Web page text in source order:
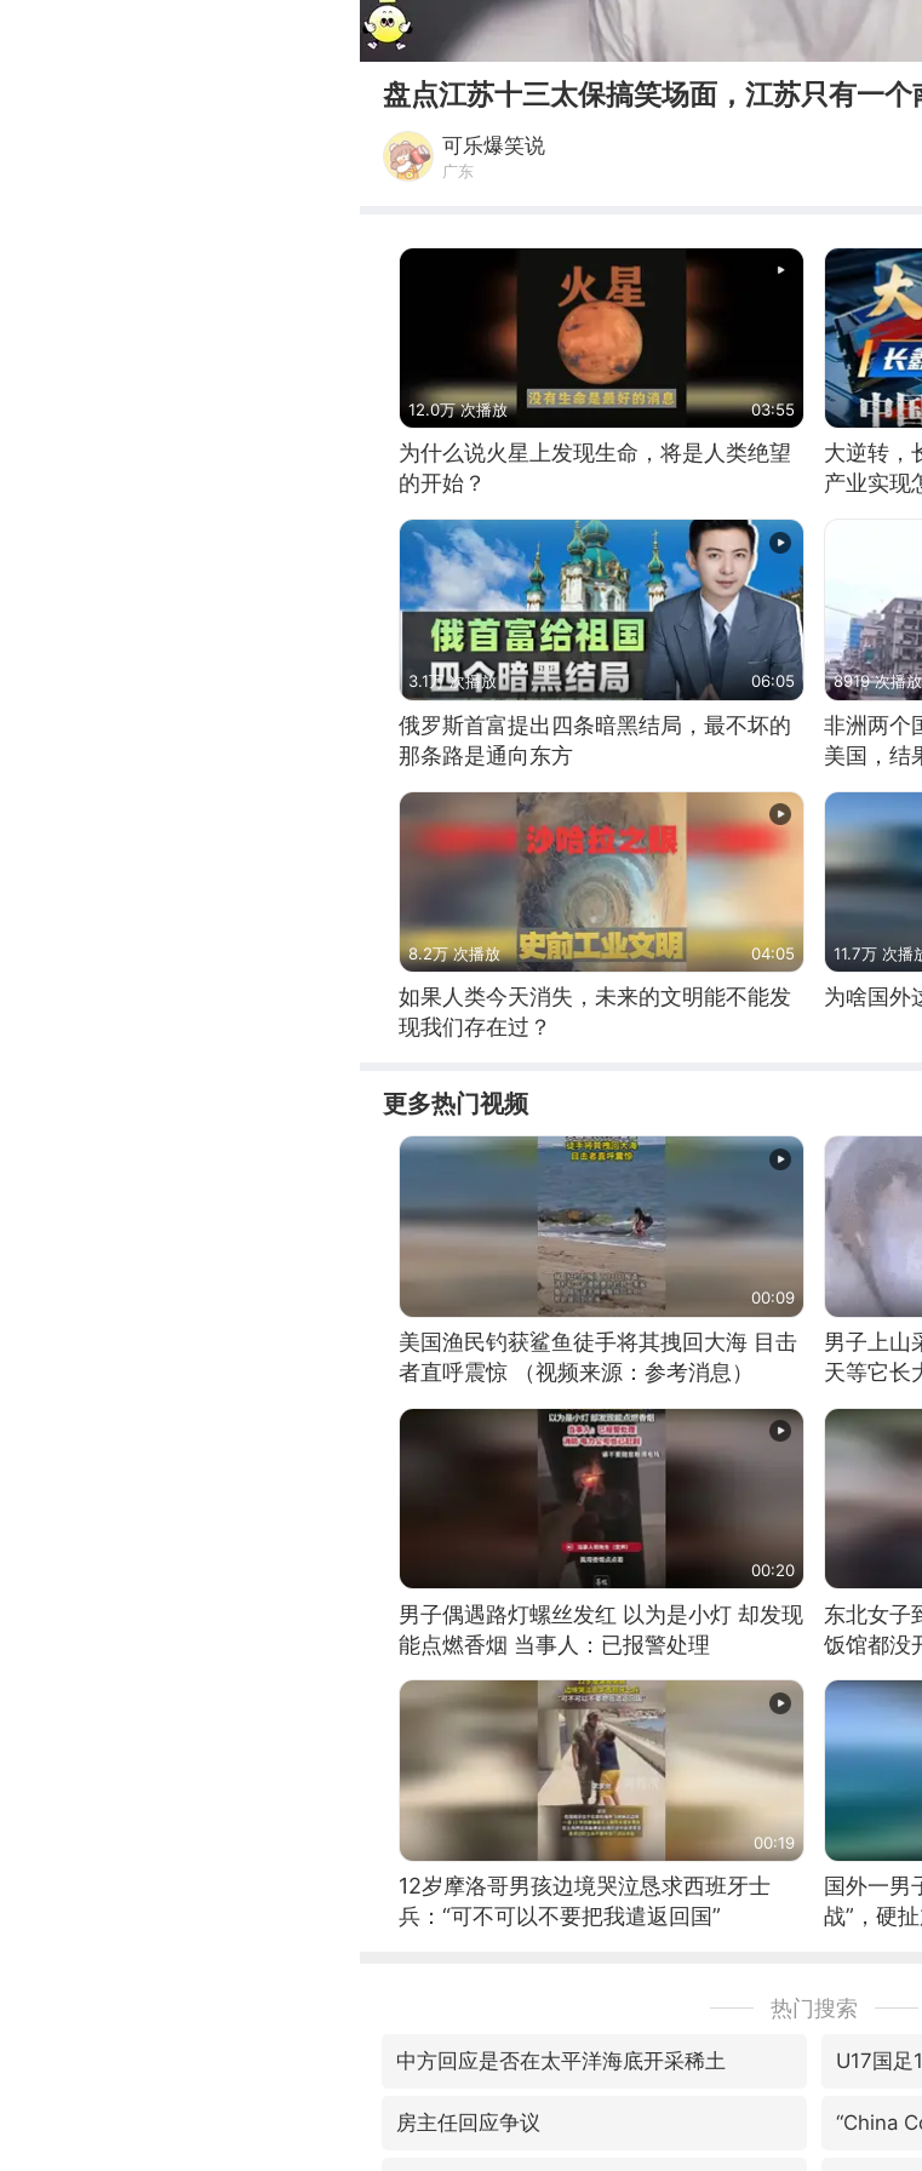
00:00
盘点江苏十三太保搞笑场面，江苏只有一
可乐爆笑说
广东
12.0万 次播放 03:55
为什么说火星上发现生命，将是人类绝望
的开始？
大逆转，
产业实现
3.1万 次播放 06:05
俄罗斯首富提出四条暗黑结局，最不坏的
那条路是通向东方
8919 次播放
非洲两个
美国，结
8.2万 次播放 04:05
如果人类今天消失，未来的文明能不能发
现我们存在过？
11.7万 次播
为啥国外
更多热门视频
00:09
美国渔民钓获鲨鱼徒手将其拽回大海 目击
者直呼震惊 （视频来源：参考消息）
男子上山
天等它长
00:20
男子偶遇路灯螺丝发红 以为是小灯 却发现
能点燃香烟 当事人：已报警处理
东北女子
饭馆都没
00:19
12岁摩洛哥男孩边境哭泣恳求西班牙士
兵：“可不可以不要把我遣返回国”
国外一男
战”，硬
热门搜索
中方回应是否在太平洋海底开采稀土 U17国足
房主任回应争议 “China